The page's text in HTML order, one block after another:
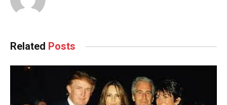
Related Posts